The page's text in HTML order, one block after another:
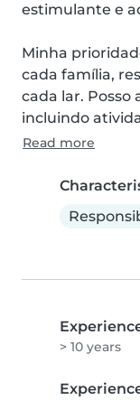
estimulante e
Minha
cada família,
cada lar. Posso
incluindo
Read more
> 10 years